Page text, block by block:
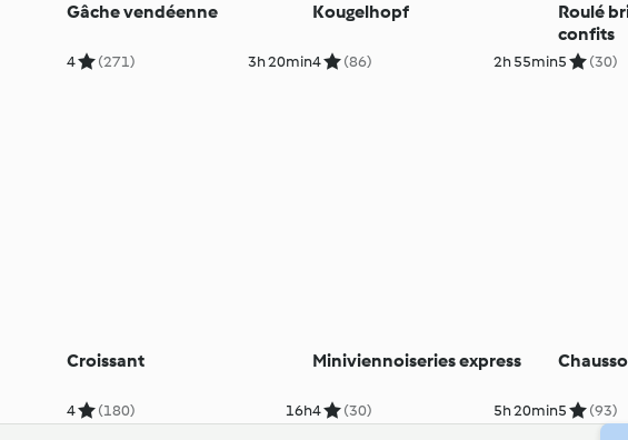
Gâche vendéenne
4 (271) 3h 20min
Kougelhopf
4 (86) 2h 55min
Roulé
confits
5 (30)
Croissant
4 (180) 16h
Miniviennoiseries express
4 (30) 5h 20min5 (93)